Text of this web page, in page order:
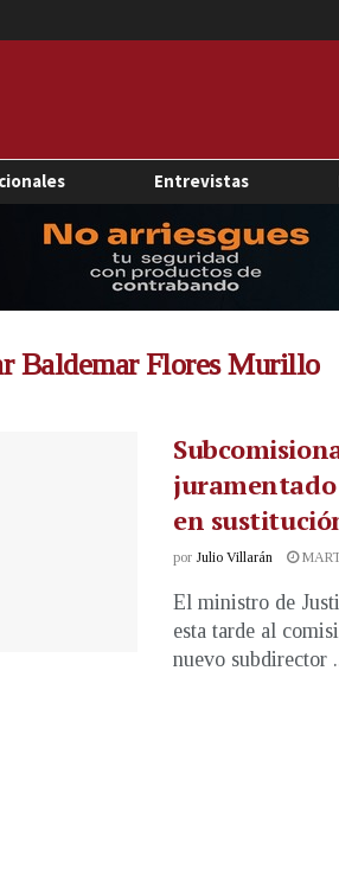
Entrevistas
Baldemar Flores Murillo
juramentado
en
por Julio Villarán
El ministro de
esta tarde al
nuevo subdirector